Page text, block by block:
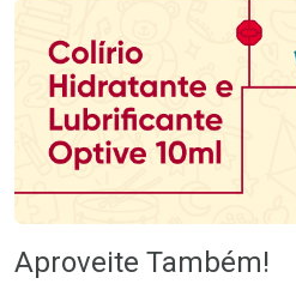
Aproveite Também!